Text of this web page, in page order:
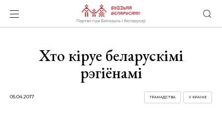
Хто кіруе беларускімі
рэгіёнамі
05.04.2017 У КРАІНЕ
ГРАМАДСТВА